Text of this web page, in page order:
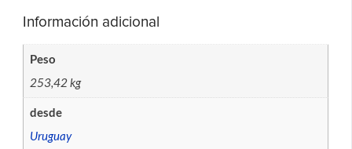
Información adicional
Peso
253,42 kg
desde
Uruguay